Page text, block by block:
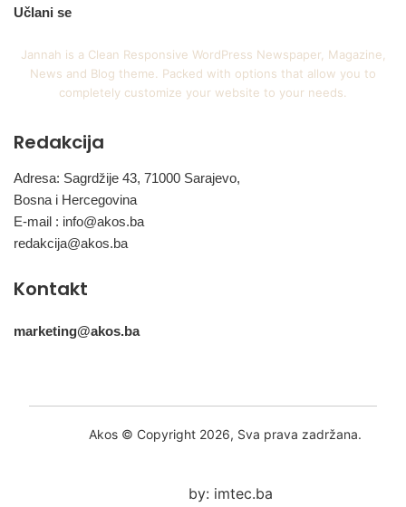
Učlani se
Jannah is a Clean Responsive WordPress Newspaper, Magazine,
News and Blog theme. Packed with options that allow you to
completely customize your website to your needs.
Redakcija
Adresa: Sagrdžije 43, 71000 Sarajevo,
Bosna i Hercegovina
E-mail : info@akos.ba
redakcija@akos.ba
Kontakt
marketing@akos.ba
Akos © Copyright 2026, Sva prava zadržana.
by: imtec.ba